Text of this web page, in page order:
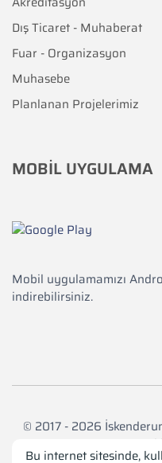
Dış Ticaret - Muhaberat
Fuar - Organizasyon
Muhasebe
Planlanan Projelerimiz
MOBİL UYGULAMA
Mobil uygulamamızı
indirebilirsiniz.
© 2017 - 2026
Bu internet sitesinde,